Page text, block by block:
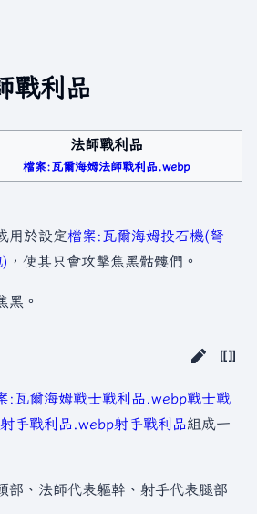
戰利品
法師戰利品
檔案:瓦爾海姆法師戰利品.webp
用於設定檔案:瓦爾海姆投石機(弩
，使其只會攻擊焦黑骷髏們。
黑。
:瓦爾海姆戰士戰利品.webp戰士戰
手戰利品.webp射手戰利品組成一
部、法師代表軀幹、射手代表腿部